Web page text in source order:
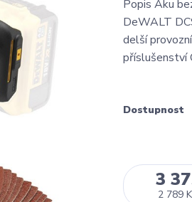
Popis Aku
DeWALT
delší
příslušenství
Dostupnost
3
2 789